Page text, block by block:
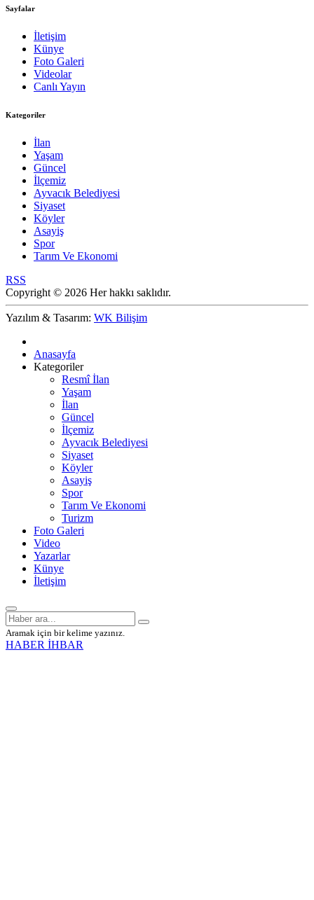
Sayfalar
İletişim
Künye
Foto Galeri
Videolar
Canlı Yayın
Kategoriler
İlan
Yaşam
Güncel
İlçemiz
Ayvacık Belediyesi
Siyaset
Köyler
Asayiş
Spor
Tarım Ve Ekonomi
RSS
Copyright © 2026 Her hakkı saklıdır.
Yazılım & Tasarım: WK Bilişim
Anasayfa
Kategoriler
Resmî İlan
Yaşam
İlan
Güncel
İlçemiz
Ayvacık Belediyesi
Siyaset
Köyler
Asayiş
Spor
Tarım Ve Ekonomi
Turizm
Foto Galeri
Video
Yazarlar
Künye
İletişim
Aramak için bir kelime yazınız.
HABER İHBAR